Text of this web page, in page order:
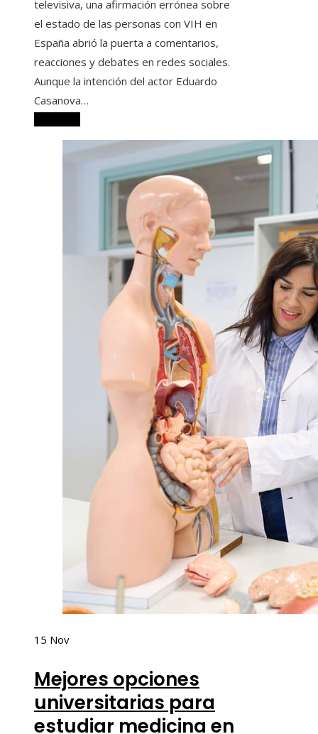
televisiva, una afirmación errónea sobre
el estado de las personas con VIH en
España abrió la puerta a comentarios,
reacciones y debates en redes sociales.
Aunque la intención del actor Eduardo
Casanova…
15 Nov
Mejores opciones
universitarias para
estudiar medicina en